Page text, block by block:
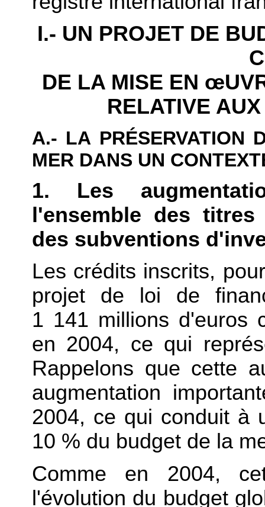
I.- UN PROJET DE
DE LA MISE EN
RELATIVE
A.- LA PRÉSERVATION
MER DANS UN
1. Les
l'ensemble des
des subventions
Les crédits inscrits,
projet de loi de
1 141 millions d'euros
en 2004, ce qui
Rappelons que cette
augmentation
2004, ce qui conduit à
10 % du budget de la
Comme en 2004,
l'évolution du budget